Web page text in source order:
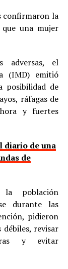
confirmaron la
una mujer
adversas, el
(IMD) emitió
posibilidad de
ráfagas de
y fuertes
diario de una
de
la población
durante las
pidieron
revisar
y evitar